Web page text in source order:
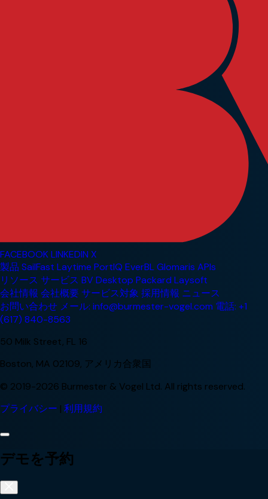
FACEBOOKLINKEDIN X
製品 SailFast Laytime PortIQ EverBLGlomaris APIs
リソース サービス BV Desktop Packard Laysoft
会社情報 会社概要サービス対象 採用情報 ニュース
お問い合わせ メール: info@burmester-vogel.com 電話: +1
(617) 840-8563
50 Milk Street, FL 16
Boston, MA 02109, アメリカ合衆国
© 2019-2026 Burmester & Vogel Ltd. All rights reserved.
プライバシー | 利用規約
デモを予約